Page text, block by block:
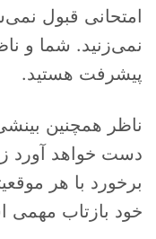
امتحانی قبول
نمی‌زنید. شما و
پیشرفت هستید.
ناظر همچنین
دست خواهد آورد
برخورد با هر
خود بازتاب